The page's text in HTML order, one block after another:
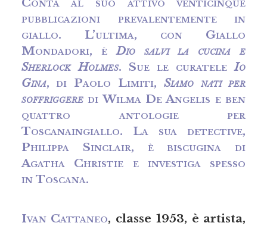
pubblicazioni prevalentemente in
giallo. L’ultima, con Giallo
Mondadori, èDio salvi la cucina e
Sherlock Holmes. Sue le curateleIo
Gina, di Paolo Limiti, Siamo nati per
soffriggeredi Wilma De Angelis e ben
quattro antologie per
Toscanaingiallo. La sua detective,
Philippa Sinclair, è biscugina di
Agatha Christie e investiga spesso
in Toscana.
Ivan Cattaneo, classe 1953, è artista,